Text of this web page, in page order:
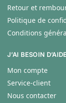
Retour et
Politique de
Conditions
J’AI BESOIN D’AIDE
Mon compte
Service-client
Nous contacter